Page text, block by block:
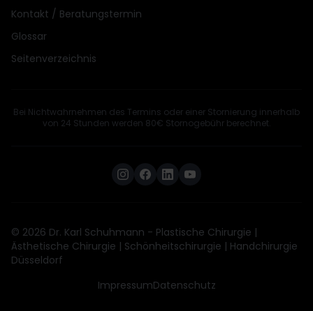
Kontakt / Beratungstermin
Glossar
Seitenverzeichnis
Bei Nichtwahrnehmen des Termins oder einer Stornierung innerhalb
von 24 Stunden werden 80€ Stornogebühr berechnet.
© 2026 Dr. Karl Schuhmann - Plastische Chirurgie |
Ästhetische Chirurgie | Schönheitschirurgie | Handchirurgie
Düsseldorf
ImpressumDatenschutz